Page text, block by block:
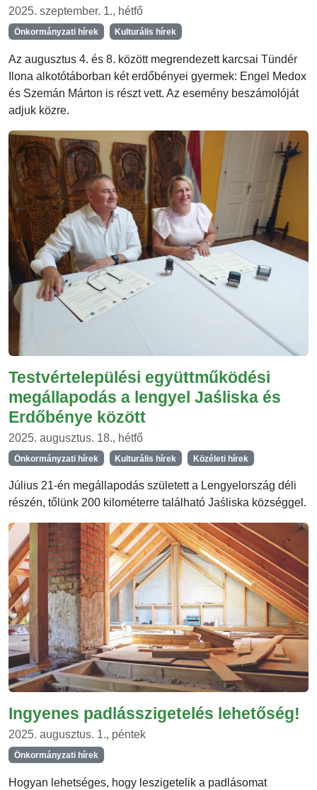
2025. szeptember. 1., hétfő
Önkormányzati hírek Kulturális hírek
Az augusztus 4. és 8. között megrendezett karcsai Tündér
Ilona alkotótáborban két erdőbényei gyermek: Engel Medox
és Szemán Márton is részt vett. Az esemény beszámolóját
adjuk közre.
Testvértelepülési együttműködési
megállapodás a lengyel Jaśliska és
Erdőbénye között
2025. augusztus. 18., hétfő
Önkormányzati hírek Kulturális hírek Közéleti hírek
Július 21-én megállapodás született a Lengyelország déli
részén, tőlünk 200 kilométerre található Jaśliska községgel.
Ingyenes padlásszigetelés lehetőség!
2025. augusztus. 1., péntek
Önkormányzati hírek
Hogyan lehetséges, hogy leszigetelik a padlásomat